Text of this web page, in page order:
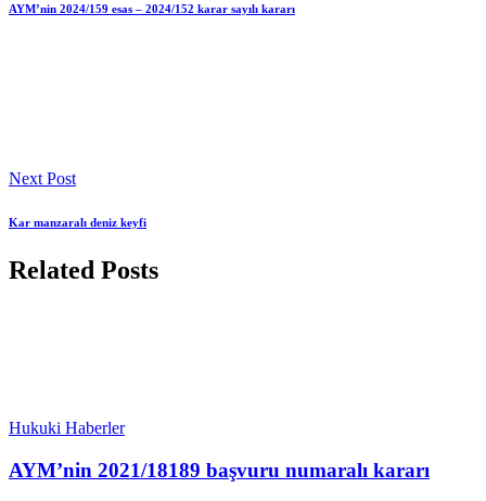
AYM’nin 2024/159 esas – 2024/152 karar sayılı kararı
Next Post
Kar manzaralı deniz keyfi
Related Posts
Hukuki Haberler
AYM’nin 2021/18189 başvuru numaralı kararı